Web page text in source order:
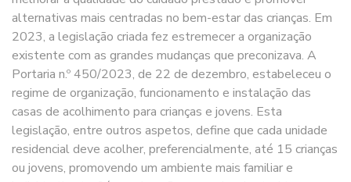
alternativas mais centradas no bem-estar das crianças. Em
2023, a legislação criada fez estremecer a organização
existente com as grandes mudanças que preconizava. A
Portaria n.º 450/2023, de 22 de dezembro, estabeleceu o
regime de organização, funcionamento e instalação das
casas de acolhimento para crianças e jovens. Esta
legislação, entre outros aspetos, define que cada unidade
residencial deve acolher, preferencialmente, até 15 crianças
ou jovens, promovendo um ambiente mais familiar e